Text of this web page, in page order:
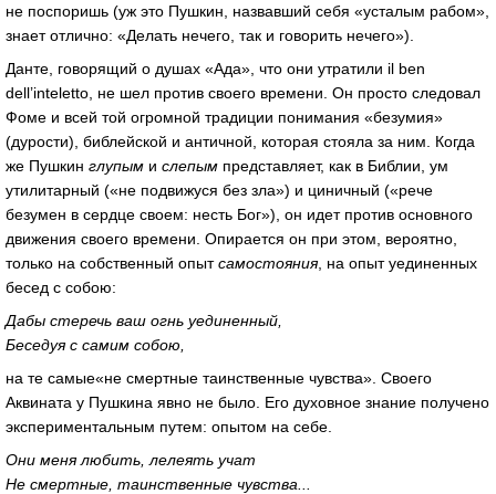
не поспоришь (уж это Пушкин, назвавший себя «усталым рабом»,
знает отлично: «Делать нечего, так и говорить нечего»).
Данте, говорящий о душах «Ада», что они утратили il ben
dell’inteletto, не шел против своего времени. Он просто следовал
Фоме и всей той огромной традиции понимания «безумия»
(дурости), библейской и античной, которая стояла за ним. Когда
же Пушкин глупым и слепым представляет, как в Библии, ум
утилитарный («не подвижуся без зла») и циничный («рече
безумен в сердце своем: несть Бог»), он идет против основного
движения своего времени. Опирается он при этом, вероятно,
только на собственный опытсамостояния, на опыт уединенных
бесед с собою:
Дабы стеречь ваш огнь уединенный,
Беседуя с самим собою,
на те самые«не смертные таинственные чувства». Своего
Аквината у Пушкина явно не было. Его духовное знание получено
экспериментальным путем: опытом на себе.
Они меня любить, лелеять учат
Не смертные, таинственные чувства...